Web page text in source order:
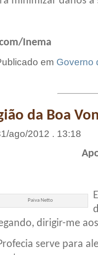
Inema
em Governo
da Boa
ago/2012 . 13:18
Paiva Netto
dirigir-me
serve para